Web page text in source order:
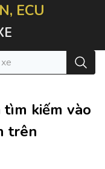
ECU
kiếm vào
trên